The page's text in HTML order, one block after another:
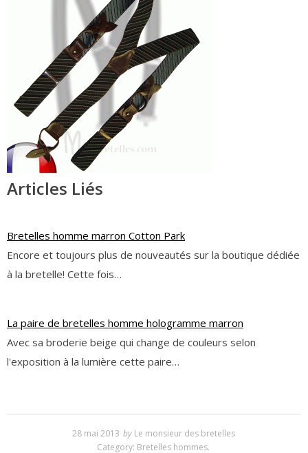
Articles Liés
Bretelles homme marron Cotton Park
Encore et toujours plus de nouveautés sur la boutique dédiée
à la bretelle! Cette fois…
La paire de bretelles homme hologramme marron
Avec sa broderie beige qui change de couleurs selon
l'exposition à la lumière cette paire…
28 mai 2013 by Le monsieur des bretelles
Category: Bretelles hommes.